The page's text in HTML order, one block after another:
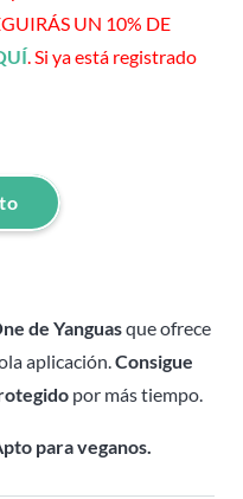
UN 10% DE
. Si ya está registrado
de Yanguasque ofrece
aplicación. Consigue
por más tiempo.
para veganos.